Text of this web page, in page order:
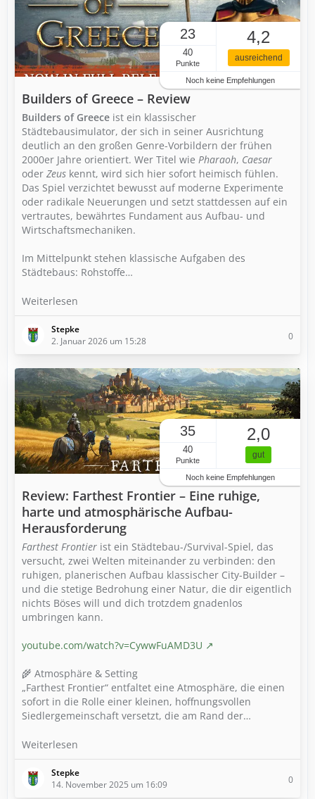
23
40
Punkte
4,2
ausreichend
Noch keine Empfehlungen
Builders of Greece – Review
Builders of Greece ist ein klassischer
Städtebausimulator, der sich in seiner Ausrichtung
deutlich an den großen Genre-Vorbildern der frühen
2000er Jahre orientiert. Wer Titel wie Pharaoh, Caesar
oder Zeus kennt, wird sich hier sofort heimisch fühlen.
Das Spiel verzichtet bewusst auf moderne Experimente
oder radikale Neuerungen und setzt stattdessen auf ein
vertrautes, bewährtes Fundament aus Aufbau- und
Wirtschaftsmechaniken.
Im Mittelpunkt stehen klassische Aufgaben des
Städtebaus: Rohstoffe…
Weiterlesen
Stepke
2. Januar 2026 um 15:28
0
35
40
Punkte
2,0
gut
Noch keine Empfehlungen
Review: Farthest Frontier – Eine ruhige,
harte und atmosphärische Aufbau-
Herausforderung
Farthest Frontier ist ein Städtebau-/Survival-Spiel, das
versucht, zwei Welten miteinander zu verbinden: den
ruhigen, planerischen Aufbau klassischer City-Builder –
und die stetige Bedrohung einer Natur, die dir eigentlich
nichts Böses will und dich trotzdem gnadenlos
umbringen kann.
youtube.com/watch?v=CywwFuAMD3U
🌾 Atmosphäre & Setting
„Farthest Frontier“ entfaltet eine Atmosphäre, die einen
sofort in die Rolle einer kleinen, hoffnungsvollen
Siedlergemeinschaft versetzt, die am Rand der…
Weiterlesen
Stepke
14. November 2025 um 16:09
0